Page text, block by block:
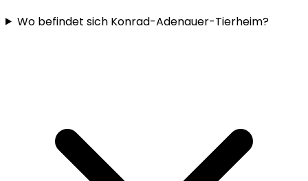
Wo befindet sich Konrad-Adenauer-Tierheim?